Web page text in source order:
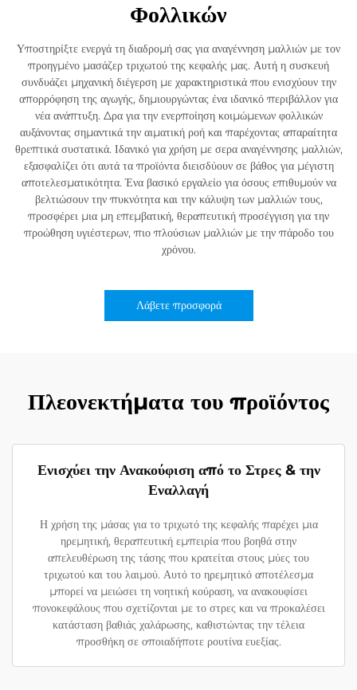
Φολλικών
Υποστηρίξτε ενεργά τη διαδρομή σας για αναγέννηση μαλλιών με τον
προηγμένο μασάζερ τριχωτού της κεφαλής μας. Αυτή η συσκευή
συνδυάζει μηχανική διέγερση με χαρακτηριστικά που ενισχύουν την
απορρόφηση της αγωγής, δημιουργώντας ένα ιδανικό περιβάλλον για
νέα ανάπτυξη. Δρα για την ενερποίηση κοιμώμενων φολλικών
αυξάνοντας σημαντικά την αιματική ροή και παρέχοντας απαραίτητα
θρεπτικά συστατικά. Ιδανικό για χρήση με σερα αναγέννησης μαλλιών,
εξασφαλίζει ότι αυτά τα προϊόντα διεισδύουν σε βάθος για μέγιστη
αποτελεσματικότητα. Ένα βασικό εργαλείο για όσους επιθυμούν να
βελτιώσουν την πυκνότητα και την κάλυψη των μαλλιών τους,
προσφέρει μια μη επεμβατική, θεραπευτική προσέγγιση για την
προώθηση υγιέστερων, πιο πλούσιων μαλλιών με την πάροδο του
χρόνου.
Λάβετε προσφορά
Πλεονεκτήματα του προϊόντος
Ενισχύει την Ανακούφιση από το Στρες & την
Εναλλαγή
Η χρήση της μάσας για το τριχωτό της κεφαλής παρέχει μια
ηρεμητική, θεραπευτική εμπειρία που βοηθά στην
απελευθέρωση της τάσης που κρατείται στους μύες του
τριχωτού και του λαιμού. Αυτό το ηρεμητικό αποτέλεσμα
μπορεί να μειώσει τη νοητική κούραση, να ανακουφίσει
πονοκεφάλους που σχετίζονται με το στρες και να προκαλέσει
κατάσταση βαθιάς χαλάρωσης, καθιστώντας την τέλεια
προσθήκη σε οποιαδήποτε ρουτίνα ευεξίας.